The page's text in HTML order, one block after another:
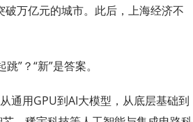
万亿元的城市。此后，上海经济不
”？“新”是答案。
通用GPU到AI大模型，从底层基础到